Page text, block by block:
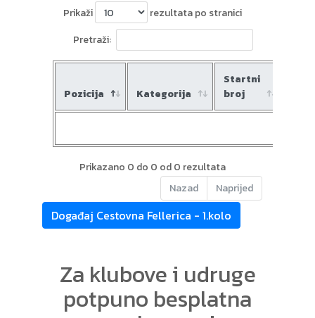
Prikaži
rezultata po stranici
Pretraži:
Pozicija Kategorija
Startni
broj
Prikazano 0 do 0 od 0 rezultata
Nazad
Naprijed
Događaj Cestovna Fellerica - 1.kolo
Za klubove i udruge
potpuno besplatna